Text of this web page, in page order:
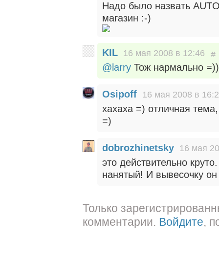
Надо было назвать
магазин :-)
KIL 16 мая 2008 в 12:46
@larry Тож нармально =))
Osipoff 16 мая 2008 в
хахаха =) отличная
=)
dobrozhinetsky 16 мая
это действительно
нанятый! И вывесочку
Только
комментарии. Войдите,